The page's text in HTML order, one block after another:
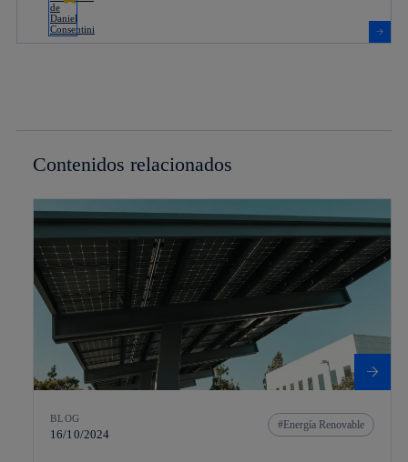
Contenidos relacionados
BLOG
16/10/2024
Energía Renovable